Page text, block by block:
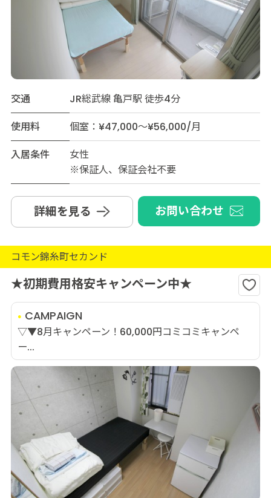
交通
JR総武線 亀戸駅 徒歩4分
使用料
個室：¥47,000～¥56,000/月
入居条件
女性
※保証人、保証会社不要
詳細を見る お問い合わせ
コモン錦糸町セカンド
★初期費用格安キャンペーン中★
CAMPAIGN
▽▼8月キャンペーン！60,000円コミコミキャンペ
ー...